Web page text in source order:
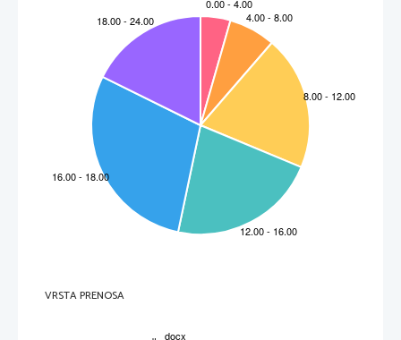
POHLINOV KROŽEK:
oče Marko Pohlin
začetnik razsvetljenske ideje pri nas
slovnica KRANJSKA GRAMATIKA - 1768, slovar, pesniški almanah
PISANICE (1779 -
1788) – 1. slovenski posvetni pesniški almanah
Janez Damascen Dev prvi slovenski pesnik, pisec Pisanic
ZOISOV KROŽEK:
posvetno izobražen učenjak, vodja krožka, ...
razsvetljenski program – zvrstna različnost:
vsak narod mora imeti slovnico
slovarji, strokovni priročniki, učbeniki, ...
vsak narod mora imeti časopis
v krog je zbiral posvetne ljudi in jim dajal naloge
-
Valentin Vodnik, Anton Tomaž Linhart, ...
VRSTA PRENOSA